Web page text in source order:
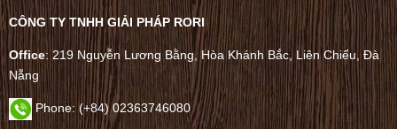
CÔNG TY TNHH GIẢI PHÁP RORI
Office: 219 Nguyễn Lương Bằng, Hòa Khánh Bắc, Liên Chiểu, Đà
Nẵng
Phone:(+84) 02363746080